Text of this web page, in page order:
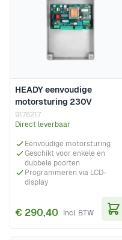
HEADY eenvoudige
motorsturing 230V
9176217
Direct leverbaar
Eenvoudige motorsturing
Geschikt voor enkele en
dubbele poorten
Programmeren via LCD-
display
€ 290,40